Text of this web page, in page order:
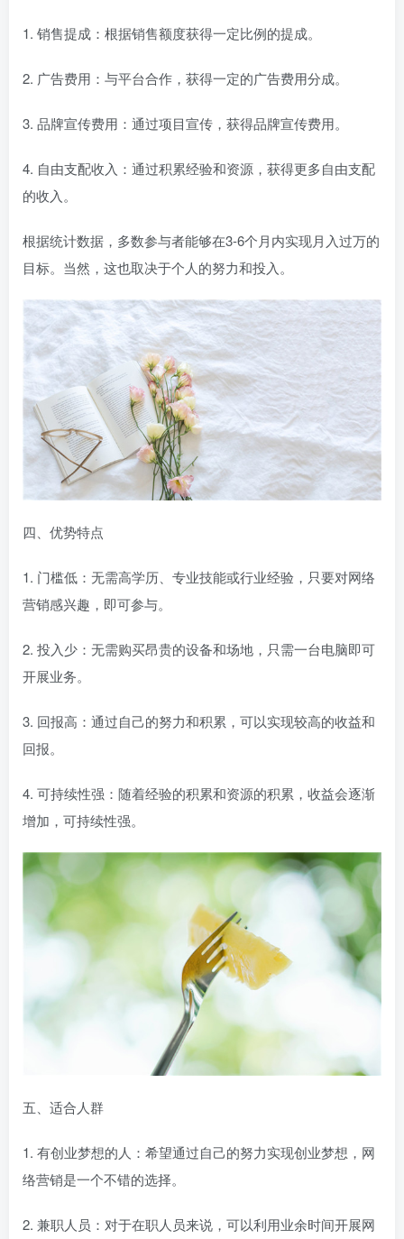
1. 销售提成：根据销售额度获得一定比例的提成。
2. 广告费用：与平台合作，获得一定的广告费用分成。
3. 品牌宣传费用：通过项目宣传，获得品牌宣传费用。
4. 自由支配收入：通过积累经验和资源，获得更多自由支配
的收入。
根据统计数据，多数参与者能够在3-6个月内实现月入过万的
目标。当然，这也取决于个人的努力和投入。
四、优势特点
1. 门槛低：无需高学历、专业技能或行业经验，只要对网络
营销感兴趣，即可参与。
2. 投入少：无需购买昂贵的设备和场地，只需一台电脑即可
开展业务。
3. 回报高：通过自己的努力和积累，可以实现较高的收益和
回报。
4. 可持续性强：随着经验的积累和资源的积累，收益会逐渐
增加，可持续性强。
五、适合人群
1. 有创业梦想的人：希望通过自己的努力实现创业梦想，网
络营销是一个不错的选择。
2. 兼职人员：对于在职人员来说，可以利用业余时间开展网